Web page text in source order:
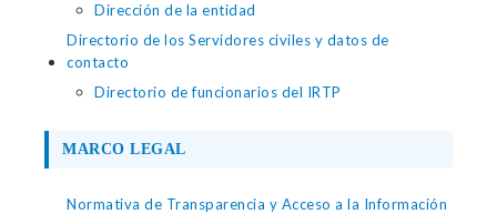
Dirección de la entidad
Directorio de los Servidores civiles y datos de
contacto
Directorio de funcionarios del IRTP
MARCO LEGAL
Normativa de Transparencia y Acceso a la Información